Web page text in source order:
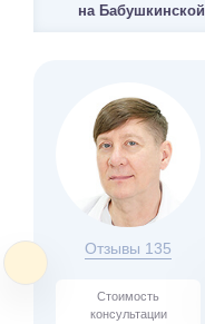
на Бабушкинской
Отзывы 135
Стоимость
консультации